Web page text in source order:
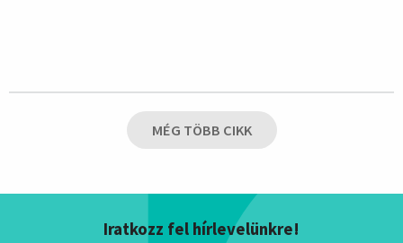
MÉG TÖBB CIKK
Iratkozz fel hírlevelünkre!